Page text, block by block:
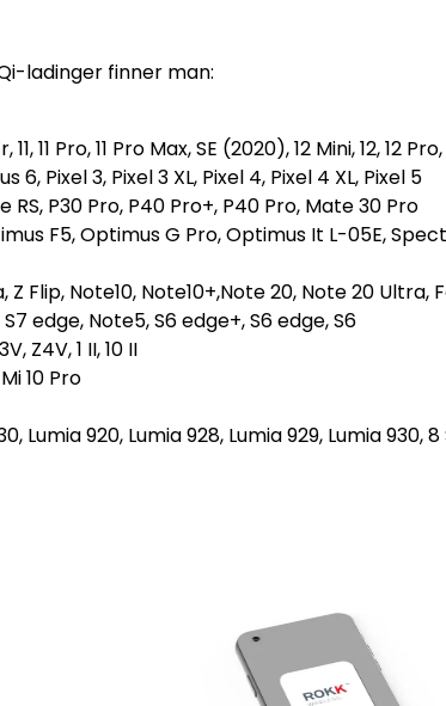
ladinger finner man:
11 Pro, 11 Pro Max, SE (2020), 12 Mini, 12, 12
6, Pixel 3, Pixel 3 XL, Pixel 4, Pixel 4 XL, Pixel 5
RS, P30 Pro, P40 Pro+, P40 Pro, Mate 30 Pro
F5, Optimus G Pro, Optimus It L-05E,
Z Flip, Note10, Note10+,Note 20, Note 20 Ultra,
S7 edge, Note5, S6 edge+, S6 edge, S6
Z4V, 1 II, 10 II
10 Pro
Lumia 920, Lumia 928, Lumia 929, Lumia 930,